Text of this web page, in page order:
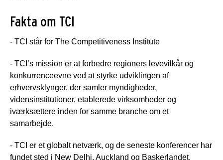
Fakta om TCI
- TCI står for The Competitiveness Institute
- TCI’s mission er at forbedre regioners levevilkår og
konkurrenceevne ved at styrke udviklingen af
erhvervsklynger, der samler myndigheder,
vidensinstitutioner, etablerede virksomheder og
iværksættere inden for samme branche om et
samarbejde.
- TCI er et globalt netværk, og de seneste konferencer har
fundet sted i New Delhi, Auckland og Baskerlandet.